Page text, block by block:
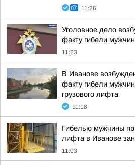
11:26
Уголовное дело
факту гибели
11:23
В Иванове
факту гибели
грузового лифта
11:18
Гибелью мужчины
лифта в Иванове
11:03